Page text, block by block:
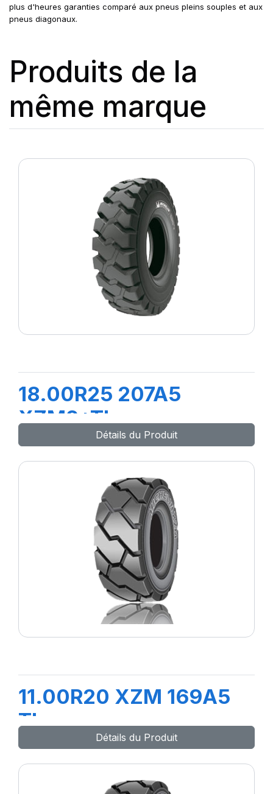
plus d'heures garanties comparé aux pneus pleins souples et aux
pneus diagonaux.
Produits de la
même marque
18.00R25 207A5
XZM2+TL
Détails du Produit
11.00R20 XZM 169A5
TL
Détails du Produit